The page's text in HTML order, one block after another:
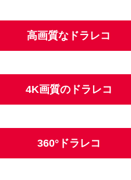
高画質なドラレコ
4K画質のドラレコ
360°ドラレコ